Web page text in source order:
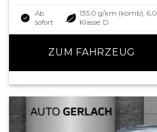
Ab
sofort
135.0 g/km (komb),
Klasse: D
ZUM FAHRZEUG